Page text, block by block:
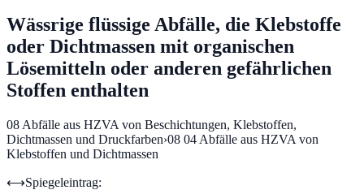
Wässrige flüssige Abfälle, die Klebstoffe
oder Dichtmassen mit organischen
Lösemitteln oder anderen gefährlichen
Stoffen enthalten
08 Abfälle aus HZVA von Beschichtungen, Klebstoffen,
Dichtmassen und Druckfarben›08 04 Abfälle aus HZVA von
Klebstoffen und Dichtmassen
⟷Spiegeleintrag: